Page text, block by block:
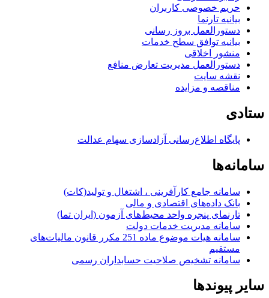
حریم خصوصی کاربران
بیانیه تارنما
دستورالعمل بروز رسانی
بیانیه توافق سطح خدمات
منشور اخلاقی
دستورالعمل مدیریت تعارض منافع
نقشه سایت
مناقصه و مزایده
ستادی
پایگاه اطلاع‌رسانی آزادسازی سهام عدالت
سامانه‌ها
سامانه جامع کارآفرینی ، اشتغال و تولید(کات)
بانک داده‌های اقتصادی و مالی
تارنمای پنجره واحد محیط‌های آزمون (ایران تما)
سامانه مدیریت خدمات دولت
سامانه هیات موضوع ماده 251 مکرر قانون مالیات‌های
مستقیم
سامانه تشخیص صلاحیت حسابداران رسمی
سایر پیوندها